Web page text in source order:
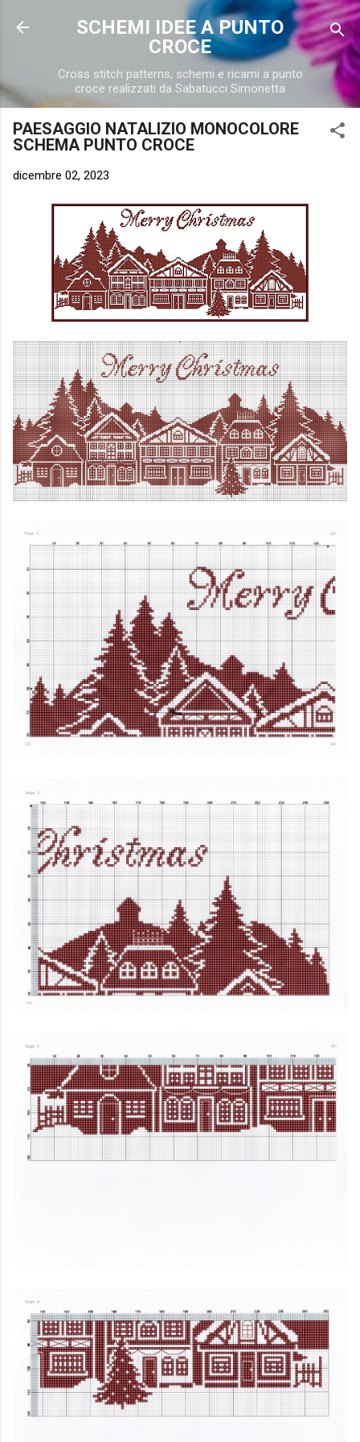
Passa ai contenuti principali
SCHEMI IDEE A PUNTO
CROCE
Cross stitch patterns, schemi e ricami a punto
croce realizzati da Sabatucci Simonetta
PAESAGGIO NATALIZIO MONOCOLORE
SCHEMA PUNTO CROCE
dicembre 02, 2023